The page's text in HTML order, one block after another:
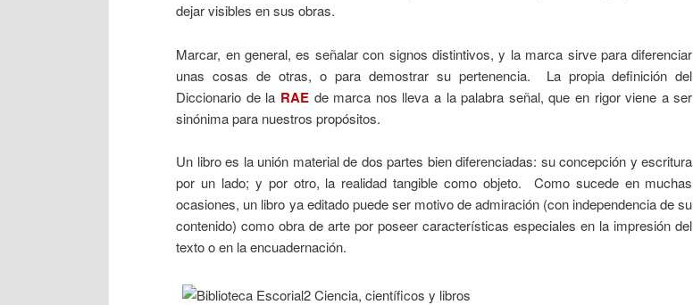
dejar visibles en sus obras.
Marcar, en general, es señalar con signos distintivos, y la marca sirve para diferenciar
unas cosas de otras, o para demostrar su pertenencia. La propia definición del
Diccionario de la RAE de marca nos lleva a la palabra señal, que en rigor viene a ser
sinónima para nuestros propósitos.
Un libro es la unión material de dos partes bien diferenciadas: su concepción y escritura
por un lado; y por otro, la realidad tangible como objeto. Como sucede en muchas
ocasiones, un libro ya editado puede ser motivo de admiración (con independencia de su
contenido) como obra de arte por poseer características especiales en la impresión del
texto o en la encuadernación.